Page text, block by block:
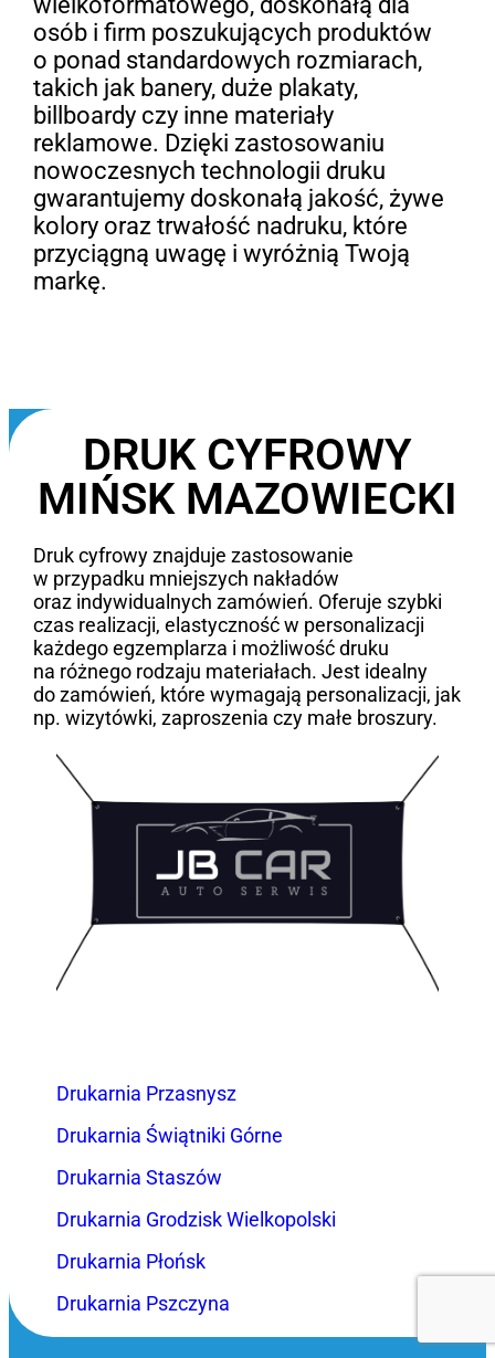
osób i firm poszukujących produktów
o ponad standardowych rozmiarach,
takich jak banery, duże plakaty,
billboardy czy inne materiały
reklamowe. Dzięki zastosowaniu
nowoczesnych technologii druku
gwarantujemy doskonałą jakość, żywe
kolory oraz trwałość nadruku, które
przyciągną uwagę i wyróżnią Twoją
markę.
DRUK CYFROWY
MIŃSK MAZOWIECKI
Druk cyfrowy znajduje zastosowanie
w przypadku mniejszych nakładów
oraz indywidualnych zamówień. Oferuje szybki
czas realizacji, elastyczność w personalizacji
każdego egzemplarza i możliwość druku
na różnego rodzaju materiałach. Jest idealny
do zamówień, które wymagają personalizacji, jak
np. wizytówki, zaproszenia czy małe broszury.
Drukarnia Przasnysz
Drukarnia Świątniki Górne
Drukarnia Staszów
Drukarnia Grodzisk Wielkopolski
Drukarnia Płońsk
Drukarnia Pszczyna